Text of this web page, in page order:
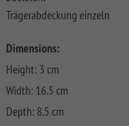
FLOW
NEO
WPC
PLATINUM
SYSTEM
WPC
PLATINUM
SYSTEM
XL
SYSTEM
CLASSIC
SYSTEM
RHOMBUS
SYSTEM
HOLZ
GRAZIA
NEO
ALU
XL
RAJA
WPC
ALU
RAJA
WPC
Floor
Planks
Hardwood
Planks
Aufbauanleitungen
Kataloge
Materialkunde
Trägerabdeckung einzeln
Dimensions:
Height: 3 cm
Width: 16.5 cm
Depth: 8.5 cm